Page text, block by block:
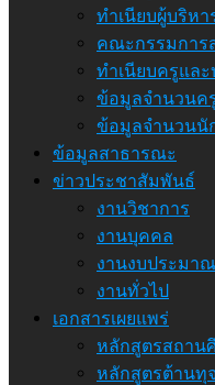
ทำเนียบผู้บริหา
คณะกรรมการ
ทำเนียบครูแล
ข้อมูลจำนวนค
ข้อมูลจำนวนนั
ข้อมูลสาธารณะ
ข่าวประชาสัมพันธ์
งานวิชาการ
งานบุคคล
งานงบประมา
งานทั่วไป
เอกสารเผยแพร่
หลักสูตรสถาน
หลักสูตรต้านทุ